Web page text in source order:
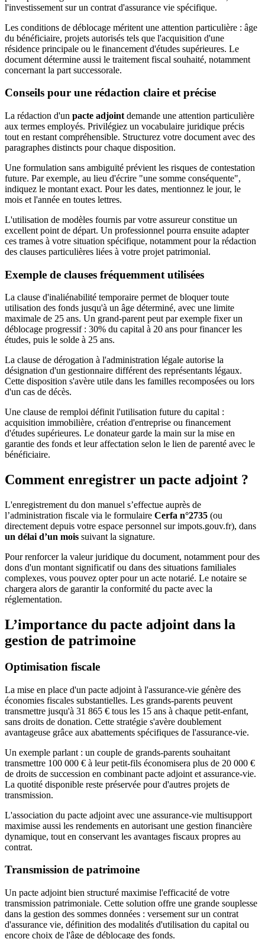
l'investissement sur un contrat d'assurance vie spécifique.
Les conditions de déblocage méritent une attention particulière : âge
du bénéficiaire, projets autorisés tels que l'acquisition d'une
résidence principale ou le financement d'études supérieures. Le
document détermine aussi le traitement fiscal souhaité, notamment
concernant la part successorale.
Conseils pour une rédaction claire et précise
La rédaction d'un pacte adjoint demande une attention particulière
aux termes employés. Privilégiez un vocabulaire juridique précis
tout en restant compréhensible. Structurez votre document avec des
paragraphes distincts pour chaque disposition.
Une formulation sans ambiguïté prévient les risques de contestation
future. Par exemple, au lieu d'écrire "une somme conséquente",
indiquez le montant exact. Pour les dates, mentionnez le jour, le
mois et l'année en toutes lettres.
L'utilisation de modèles fournis par votre assureur constitue un
excellent point de départ. Un professionnel pourra ensuite adapter
ces trames à votre situation spécifique, notamment pour la rédaction
des clauses particulières liées à votre projet patrimonial.
Exemple de clauses fréquemment utilisées
La clause d'inaliénabilité temporaire permet de bloquer toute
utilisation des fonds jusqu'à un âge déterminé, avec une limite
maximale de 25 ans. Un grand-parent peut par exemple fixer un
déblocage progressif : 30% du capital à 20 ans pour financer les
études, puis le solde à 25 ans.
La clause de dérogation à l'administration légale autorise la
désignation d'un gestionnaire différent des représentants légaux.
Cette disposition s'avère utile dans les familles recomposées ou lors
d'un cas de décès.
Une clause de remploi définit l'utilisation future du capital :
acquisition immobilière, création d'entreprise ou financement
d'études supérieures. Le donateur garde la main sur la mise en
garantie des fonds et leur affectation selon le lien de parenté avec le
bénéficiaire.
Comment enregistrer un pacte adjoint ?
L'enregistrement du don manuel s’effectue auprès de
l’administration fiscale via le formulaire Cerfa n°2735 (ou
directement depuis votre espace personnel sur impots.gouv.fr), dans
un délai d’un mois suivant la signature.
Pour renforcer la valeur juridique du document, notamment pour des
dons d'un montant significatif ou dans des situations familiales
complexes, vous pouvez opter pour un acte notarié. Le notaire se
chargera alors de garantir la conformité du pacte avec la
réglementation.
L’importance du pacte adjoint dans la
gestion de patrimoine
Optimisation fiscale
La mise en place d'un pacte adjoint à l'assurance-vie génère des
économies fiscales substantielles. Les grands-parents peuvent
transmettre jusqu'à 31 865 € tous les 15 ans à chaque petit-enfant,
sans droits de donation. Cette stratégie s'avère doublement
avantageuse grâce aux abattements spécifiques de l'assurance-vie.
Un exemple parlant : un couple de grands-parents souhaitant
transmettre 100 000 € à leur petit-fils économisera plus de 20 000 €
de droits de succession en combinant pacte adjoint et assurance-vie.
La quotité disponible reste préservée pour d'autres projets de
transmission.
L'association du pacte adjoint avec une assurance-vie multisupport
maximise aussi les rendements en autorisant une gestion financière
dynamique, tout en conservant les avantages fiscaux propres au
contrat.
Transmission de patrimoine
Un pacte adjoint bien structuré maximise l'efficacité de votre
transmission patrimoniale. Cette solution offre une grande souplesse
dans la gestion des sommes données : versement sur un contrat
d'assurance vie, définition des modalités d'utilisation du capital ou
encore choix de l'âge de déblocage des fonds.